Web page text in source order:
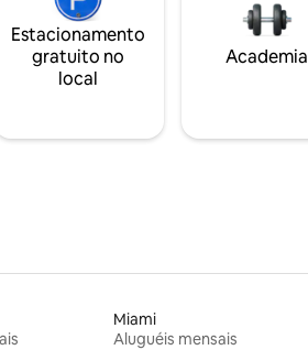
Estacionamento
gratuito no
local
Academia
Miami
Aluguéis mensais